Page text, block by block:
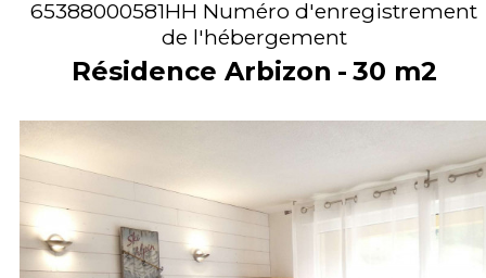
65388000581HH Numéro d'enregistrement
de l'hébergement
Résidence Arbizon 30 m2